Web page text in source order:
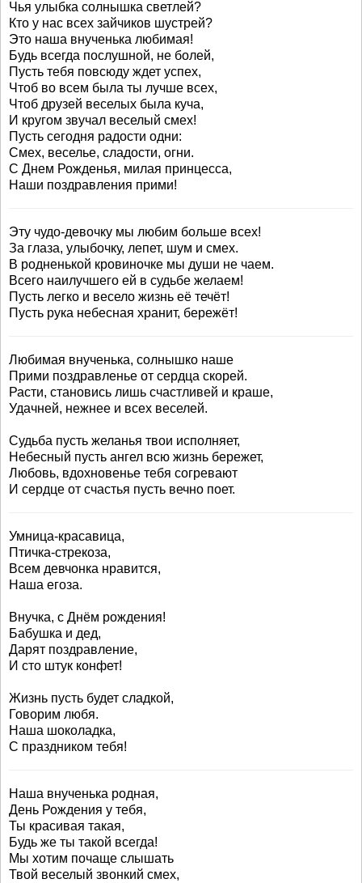
Чья улыбка солнышка светлей?
Кто у нас всех зайчиков шустрей?
Это наша внученька любимая!
Будь всегда послушной, не болей,
Пусть тебя повсюду ждет успех,
Чтоб во всем была ты лучше всех,
Чтоб друзей веселых была куча,
И кругом звучал веселый смех!
Пусть сегодня радости одни:
Смех, веселье, сладости, огни.
С Днем Рожденья, милая принцесса,
Наши поздравления прими!
Эту чудо-девочку мы любим больше всех!
За глаза, улыбочку, лепет, шум и смех.
В родненькой кровиночке мы души не чаем.
Всего наилучшего ей в судьбе желаем!
Пусть легко и весело жизнь её течёт!
Пусть рука небесная хранит, бережёт!
Любимая внученька, солнышко наше
Прими поздравленье от сердца скорей.
Расти, становись лишь счастливей и краше,
Удачней, нежнее и всех веселей.
Судьба пусть желанья твои исполняет,
Небесный пусть ангел всю жизнь бережет,
Любовь, вдохновенье тебя согревают
И сердце от счастья пусть вечно поет.
Умница-красавица,
Птичка-стрекоза,
Всем девчонка нравится,
Наша егоза.
Внучка, с Днём рождения!
Бабушка и дед,
Дарят поздравление,
И сто штук конфет!
Жизнь пусть будет сладкой,
Говорим любя.
Наша шоколадка,
С праздником тебя!
Наша внученька родная,
День Рождения у тебя,
Ты красивая такая,
Будь же ты такой всегда!
Мы хотим почаще слышать
Твой веселый звонкий смех,